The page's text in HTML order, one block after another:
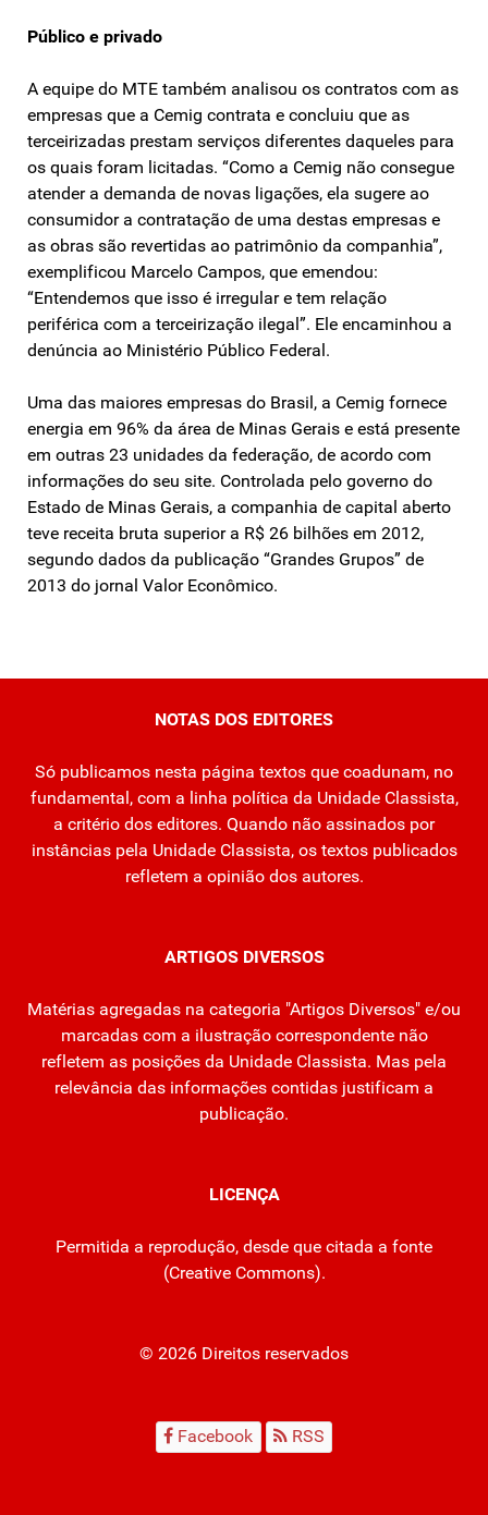
Público e privado
A equipe do MTE também analisou os contratos com as
empresas que a Cemig contrata e concluiu que as
terceirizadas prestam serviços diferentes daqueles para
os quais foram licitadas. “Como a Cemig não consegue
atender a demanda de novas ligações, ela sugere ao
consumidor a contratação de uma destas empresas e
as obras são revertidas ao patrimônio da companhia”,
exemplificou Marcelo Campos, que emendou:
“Entendemos que isso é irregular e tem relação
periférica com a terceirização ilegal”. Ele encaminhou a
denúncia ao Ministério Público Federal.
Uma das maiores empresas do Brasil, a Cemig fornece
energia em 96% da área de Minas Gerais e está presente
em outras 23 unidades da federação, de acordo com
informações do seu site. Controlada pelo governo do
Estado de Minas Gerais, a companhia de capital aberto
teve receita bruta superior a R$ 26 bilhões em 2012,
segundo dados da publicação “Grandes Grupos” de
2013 do jornal Valor Econômico.
NOTAS DOS EDITORES
Só publicamos nesta página textos que coadunam, no
fundamental, com a linha política da Unidade Classista,
a critério dos editores. Quando não assinados por
instâncias pela Unidade Classista, os textos publicados
refletem a opinião dos autores.
ARTIGOS DIVERSOS
Matérias agregadas na categoria "Artigos Diversos" e/ou
marcadas com a ilustração correspondente não
refletem as posições da Unidade Classista. Mas pela
relevância das informações contidas justificam a
publicação.
LICENÇA
Permitida a reprodução, desde que citada a fonte
(Creative Commons).
© 2026 Direitos reservados
Facebook RSS